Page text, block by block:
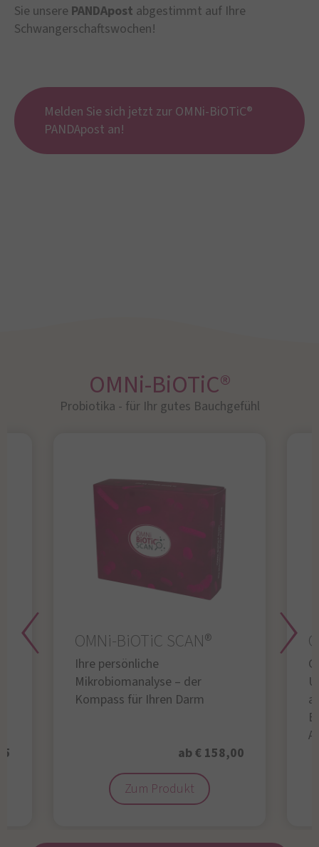
Sie unsere PANDApost abgestimmt auf Ihre
Schwangerschaftswochen!
Melden Sie sich jetzt zur OMNi-BiOTiC®
PANDApost an!
OMNi-BiOTiC®
Probiotika - für Ihr gutes Bauchgefühl​
OMNi-BiOTiC SCAN®
Ihre persönliche
Mikrobiomanalyse – der
Kompass für Ihren Darm
ab € 158,00
Zum Produkt